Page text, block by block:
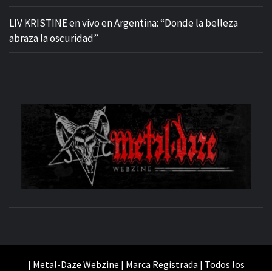
LIV KRISTINE en vivo en Argentina: “Donde la belleza
abraza la oscuridad”
| Metal-Daze Webzine | Marca Registrada | Todos los